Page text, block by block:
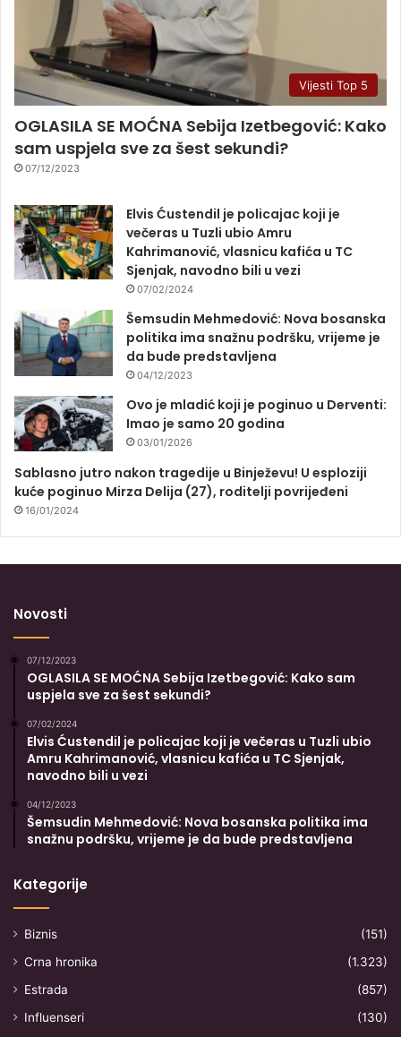
Vijesti Top 5
OGLASILA SE MOĆNA Sebija Izetbegović: Kako
sam uspjela sve za šest sekundi?
07/12/2023
Elvis Ćustendil je policajac koji je
večeras u Tuzli ubio Amru
Kahrimanović, vlasnicu kafića u TC
Sjenjak, navodno bili u vezi
07/02/2024
Šemsudin Mehmedović: Nova bosanska
politika ima snažnu podršku, vrijeme je
da bude predstavljena
04/12/2023
Ovo je mladić koji je poginuo u Derventi:
Imao je samo 20 godina
03/01/2026
Sablasno jutro nakon tragedije u Binježevu! U esploziji
kuće poginuo Mirza Delija (27), roditelji povrijeđeni
16/01/2024
Novosti
07/12/2023
OGLASILA SE MOĆNA Sebija Izetbegović: Kako sam
uspjela sve za šest sekundi?
07/02/2024
Elvis Ćustendil je policajac koji je večeras u Tuzli ubio
Amru Kahrimanović, vlasnicu kafića u TC Sjenjak,
navodno bili u vezi
04/12/2023
Šemsudin Mehmedović: Nova bosanska politika ima
snažnu podršku, vrijeme je da bude predstavljena
Kategorije
Biznis
(151)
Crna hronika
(1.323)
Estrada
(857)
Influenseri
(130)